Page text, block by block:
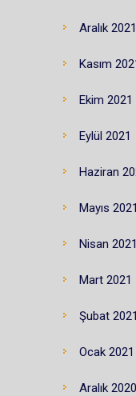
Aralık 2021
Kasım
Ekim 2021
Eylül 2021
Haziran
Mayıs 2021
Nisan 2021
Mart 2021
Şubat 2021
Ocak 2021
Aralık 2020